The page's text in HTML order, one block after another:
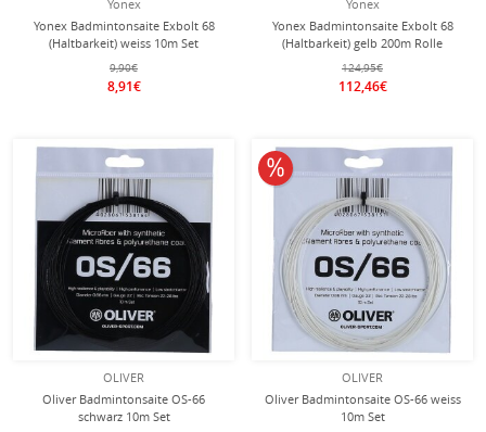
Yonex
Yonex Badmintonsaite Exbolt 68
(Haltbarkeit) weiss 10m Set
9,90€
8,91€
Yonex
Yonex Badmintonsaite Exbolt 68
(Haltbarkeit) gelb 200m Rolle
124,95€
112,46€
OLIVER
Oliver Badmintonsaite OS-66
schwarz 10m Set
OLIVER
Oliver Badmintonsaite OS-66 weiss
10m Set
10% reduziert